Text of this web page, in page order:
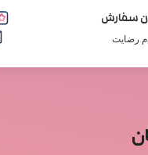
سفارش
رضایت